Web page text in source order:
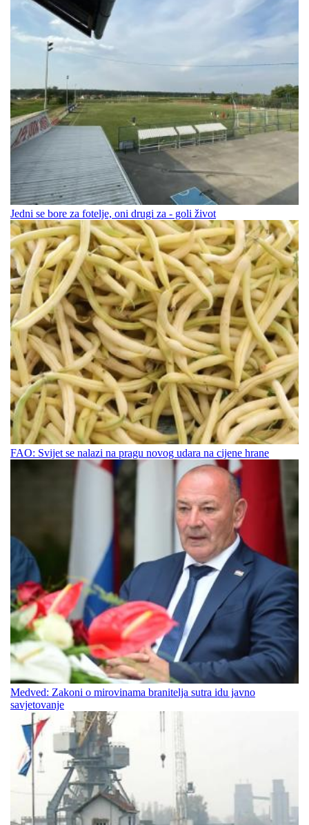
Jedni se bore za fotelje, oni drugi za - goli život
FAO: Svijet se nalazi na pragu novog udara na cijene hrane
Medved: Zakoni o mirovinama branitelja sutra idu javno
savjetovanje